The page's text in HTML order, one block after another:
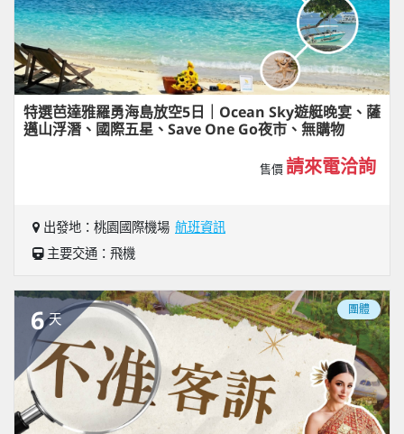
特選芭達雅羅勇海島放空5日｜Ocean Sky遊艇晚宴、薩
邁山浮潛、國際五星、Save One Go夜市、無購物
售價 請來電洽詢
出發地：桃園國際機場 航班資訊
主要交通：飛機
6 天
團體